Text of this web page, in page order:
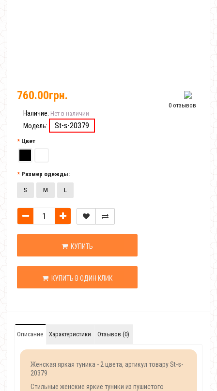
0 отзывов
760.00грн.
Наличие: Нет в наличии
Модель: St-s-20379
Цвет
Размер одежды:
S M L
КУПИТЬ
КУПИТЬ В ОДИН КЛИК
Описание Характеристики Отзывов (0)
Женская яркая туника - 2 цвета, артикул товару St-s-
20379
Стильные женские яркие туники из пушистого